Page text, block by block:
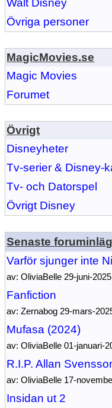
Walt Disney
Övriga personer
MagicMovies.se
Magic Movies
Forumet
Övrigt
Disneyheter
Tv-serier & Disney-
Tv- och Datorspel
Övrigt Disney
Senaste
Varför sjunger inte
av: OliviaBelle 29-juni-
Fanfiction
av: Zernabog 29-mars-
Mufasa (2024)
av: OliviaBelle 01-januari-
R.I.P. Allan
av: OliviaBelle 17-
Insidan ut 2